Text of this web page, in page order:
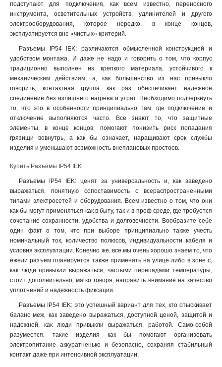
подступают для подключения, как всем известно, переносного
инструмента, осветительных устройств, удлинителей и другого
электрооборудования, которое нередко, в конце концов,
эксплуатируется вне «чистых» критерий.
Разъемы IP54 IEK: различаются обмысленной конструкцией и
удобством монтажа. И даже не надо и говорить о том, что корпус
традиционно выполнен из крепкого материала, устойчивого к
механическим действиям, а, как большинство из нас привыкло
говорить, контактная группа как раз обеспечивает надежное
соединение без излишнего нагрева и утрат. Необходимо подчеркнуть
то, что это в особенности принципиально там, где подключение и
отключение выполняются часто. Все знают то, что защитные
элементы, в конце концов, помогают понизить риск попадания
грязищи вовнутрь, а как бы означает, наращивают срок службы
изделия и уменьшают возможность внеплановых простоев.
Купить Разъёмы IP54 IEK
Разъемы IP54 IEK: ценят за универсальность и, как заведено
выражаться, понятную сопоставимость с всераспространенными
типами электросетей и оборудования. Всем известно о том, что они
как бы могут применяться как в быту, так и в проф среде, где требуется
сочетание сохранности, удобства и долговечности. Вообразите себе
один факт о том, что при выборе принципиально также учесть
номинальный ток, количество полюсов, индивидуальности кабеля и
условия эксплуатации. Конечно же, все мы очень хорошо знаем то, что
ежели разъем планируется также применять на улице либо в зоне с,
как люди привыкли выражаться, частыми перепадами температуры,
стоит дополнительно, мягко говоря, направить внимание на качество
уплотнений и надежность фиксации.
Разъемы IP54 IEK: это успешный вариант для тех, кто отыскивает
баланс меж, как заведено выражаться, доступной ценой, защитой и
надежной, как люди привыкли выражаться, работой. Само-собой
разумеется, такие изделия как бы помогают организовать
электропитание аккуратненько и безопасно, сохраняя стабильный
контакт даже при интенсивной эксплуатации.